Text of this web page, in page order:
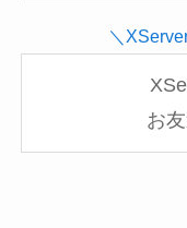
＼
お